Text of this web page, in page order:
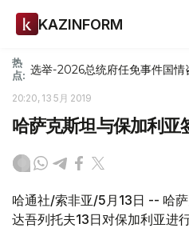
KAZINFORM
热
点: 选举-2026总统府任免事件国情
20:20, 13 5月 2019
哈萨克斯坦与保加利亚
哈通社/索非亚/5月13日 -- 哈
达吾列托夫13日对保加利亚进